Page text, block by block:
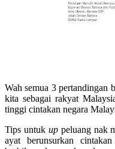
Wah semua 3 pertandingan
kita sebagai rakyat
tinggi cintakan negara
Tips untuk uppeluang nak
ayat berunsurkan